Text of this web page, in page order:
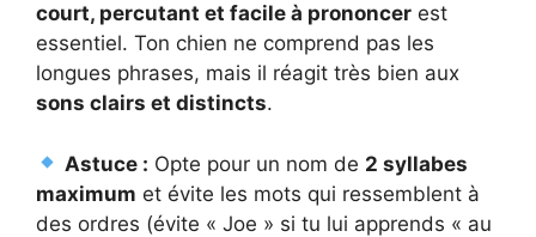
court, percutant et facile à prononcer est
essentiel. Ton chien ne comprend pas les
longues phrases, mais il réagit très bien aux
sons clairs et distincts.
Astuce : Opte pour un nom de 2 syllabes
maximum et évite les mots qui ressemblent à
des ordres (évite « Joe » si tu lui apprends « au